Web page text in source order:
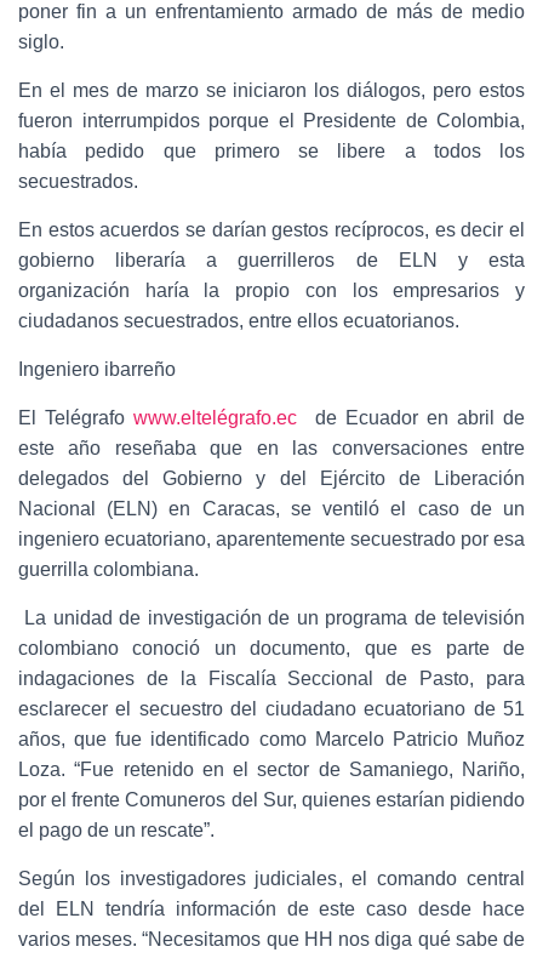
poner fin a un enfrentamiento armado de más de medio
siglo.
En el mes de marzo se iniciaron los diálogos, pero estos
fueron interrumpidos porque el Presidente de Colombia,
había pedido que primero se libere a todos los
secuestrados.
En estos acuerdos se darían gestos recíprocos, es decir el
gobierno liberaría a guerrilleros de ELN y esta
organización haría la propio con los empresarios y
ciudadanos secuestrados, entre ellos ecuatorianos.
Ingeniero ibarreño
El Telégrafowww.eltelégrafo.ec de Ecuador en abril de
este año reseñaba que en las conversaciones entre
delegados del Gobierno y del Ejército de Liberación
Nacional (ELN) en Caracas, se ventiló el caso de un
ingeniero ecuatoriano, aparentemente secuestrado por esa
guerrilla colombiana.
La unidad de investigación de un programa de televisión
colombiano conoció un documento, que es parte de
indagaciones de la Fiscalía Seccional de Pasto, para
esclarecer el secuestro del ciudadano ecuatoriano de 51
años, que fue identificado como Marcelo Patricio Muñoz
Loza. “Fue retenido en el sector de Samaniego, Nariño,
por el frente Comuneros del Sur, quienes estarían pidiendo
el pago de un rescate”.
Según los investigadores judiciales, el comando central
del ELN tendría información de este caso desde hace
varios meses. “Necesitamos que HH nos diga qué sabe de